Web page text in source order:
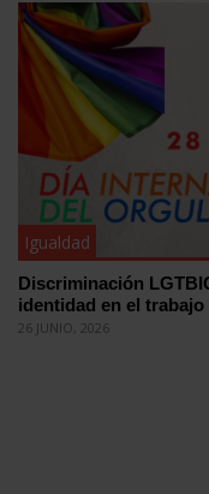
Igualdad
Discriminación
identidad en el trabajo
26 JUNIO, 2026